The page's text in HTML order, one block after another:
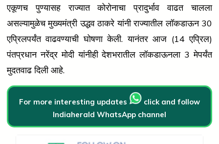
एकूणच पुण्यासह राज्यात कोरोनाचा प्रादुर्भाव वाढत चालला
असल्यामुळेच मुख्यमंत्री उद्धव ठाकरे यांनी राज्यातील लॉकडाऊन 30
एप्रिलपर्यंत वाढवण्याची घोषणा केली. यानंतर आज (14 एप्रिल)
पंतप्रधान नरेंद्र मोदी यांनीही देशभरातील लॉकडाऊनला 3 मेपर्यंत
मुदतवाढ दिली आहे.
For more interesting updates
click and follow
Indiaherald WhatsApp channel